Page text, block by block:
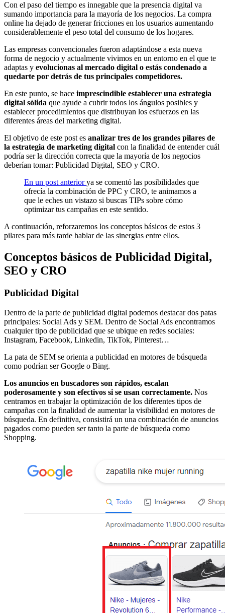
Con el paso del tiempo es innegable que la presencia digital va
sumando importancia para la mayoría de los negocios. La compra
online ha dejado de generar fricciones en los usuarios aumentando
considerablemente el peso total del consumo de los hogares.
Las empresas convencionales fueron adaptándose a esta nueva
forma de negocio y actualmente vivimos en un entorno en el que te
adaptas y evolucionas al mercado digital o estás condenado a
quedarte por detrás de tus principales competidores.
En este punto, se hace imprescindible establecer una estrategia
digital sólida que ayude a cubrir todos los ángulos posibles y
establecer procedimientos que distribuyan los esfuerzos en las
diferentes áreas del marketing digital.
El objetivo de este post es analizar tres de los grandes pilares de
la estrategia de marketing digital con la finalidad de entender cuál
podría ser la dirección correcta que la mayoría de los negocios
deberían tomar: Publicidad Digital, SEO y CRO.
En un post anteriorya se comentó las posibilidades que
ofrecía la combinación de PPC y CRO, te animamos a
que le eches un vistazo si buscas TIPs sobre cómo
optimizar tus campañas en este sentido.
A continuación, reforzaremos los conceptos básicos de estos 3
pilares para más tarde hablar de las sinergias entre ellos.
Conceptos básicos de Publicidad Digital,
SEO y CRO
Publicidad Digital
Dentro de la parte de publicidad digital podemos destacar dos patas
principales: Social Ads y SEM. Dentro de Social Ads encontramos
cualquier tipo de publicidad que se ubique en redes sociales:
Instagram, Facebook, Linkedin, TikTok, Pinterest…
La pata de SEM se orienta a publicidad en motores de búsqueda
como podrían ser Google o Bing.
Los anuncios en buscadores son rápidos, escalan
poderosamente y son efectivos si se usan correctamente. Nos
centramos en trabajar la optimización de los diferentes tipos de
campañas con la finalidad de aumentar la visibilidad en motores de
búsqueda. En definitiva, consistirá un una combinación de anuncios
pagados como pueden ser tanto la parte de búsqueda como
Shopping.